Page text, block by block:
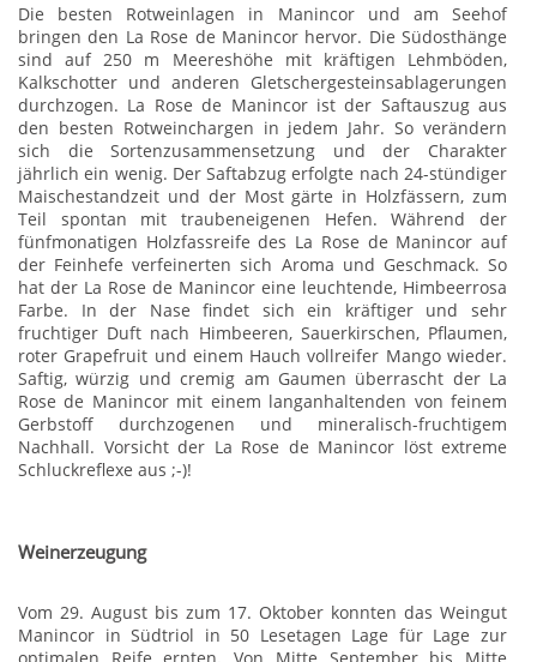
Die besten Rotweinlagen in Manincor und am Seehof
bringen den La Rose de Manincor hervor. Die Südosthänge
sind auf 250 m Meereshöhe mit kräftigen Lehmböden,
Kalkschotter und anderen Gletschergesteinsablagerungen
durchzogen. La Rose de Manincor ist der Saftauszug aus
den besten Rotweinchargen in jedem Jahr. So verändern
sich die Sortenzusammensetzung und der Charakter
jährlich ein wenig. Der Saftabzug erfolgte nach 24-stündiger
Maischestandzeit und der Most gärte in Holzfässern, zum
Teil spontan mit traubeneigenen Hefen. Während der
fünfmonatigen Holzfassreife des La Rose de Manincor auf
der Feinhefe verfeinerten sich Aroma und Geschmack. So
hat der La Rose de Manincor eine leuchtende, Himbeerrosa
Farbe. In der Nase findet sich ein kräftiger und sehr
fruchtiger Duft nach Himbeeren, Sauerkirschen, Pflaumen,
roter Grapefruit und einem Hauch vollreifer Mango wieder.
Saftig, würzig und cremig am Gaumen überrascht der La
Rose de Manincor mit einem langanhaltenden von feinem
Gerbstoff durchzogenen und mineralisch-fruchtigem
Nachhall. Vorsicht der La Rose de Manincor löst extreme
Schluckreflexe aus ;-)!
Weinerzeugung
Vom 29. August bis zum 17. Oktober konnten das Weingut
Manincor in Südtriol in 50 Lesetagen Lage für Lage zur